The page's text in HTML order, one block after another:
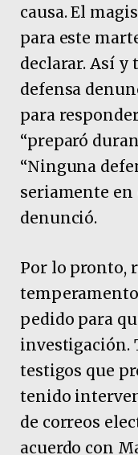
causa. El
para este
declarar. Así y
defensa
para
“preparó
“Ninguna
seriamente en
denunció.
Por lo pronto,
pedido para
investigación.
testigos que
tenido
de correos
acuerdo con